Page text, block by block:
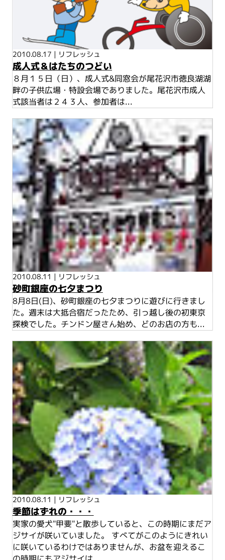
2010.08.17 | リフレッシュ
成人式＆はたちのつどい
８月１５日（日）、成人式&同窓会が尾花沢市徳良湖湖
畔の子供広場・特設会場でありました。尾花沢市成人
式該当者は２４３人、参加者は...
2010.08.11 | リフレッシュ
砂町銀座の七夕まつり
8月8日(日)、砂町銀座の七夕まつりに遊びに行きまし
た。週末は大抵合宿だったため、引っ越し後の初東京
探検でした。チンドン屋さん始め、どのお店の方も...
2010.08.11 | リフレッシュ
季節はずれの・・・
実家の愛犬"甲斐"と散歩していると、この時期にまだア
ジサイが咲いていました。 すべてがこのようにきれい
に咲いているわけではありませんが、お盆を迎えるこ